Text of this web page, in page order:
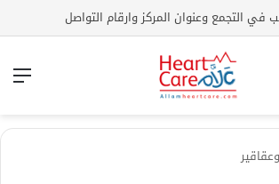
في التجمع وعنوان المركز وارقام التواصل